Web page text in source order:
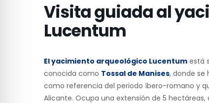
Visita guiada al
Lucentum
El yacimiento arqueológico Lucentum está
conocida como Tossal de Manises, donde se
como referencia del periodo íbero-romano y
Alicante. Ocupa una extensión de 5